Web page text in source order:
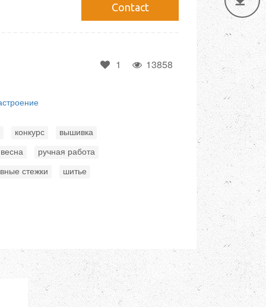
Сontact
1 13858
конкурс вышивка
весна ручная работа
стежки шитье